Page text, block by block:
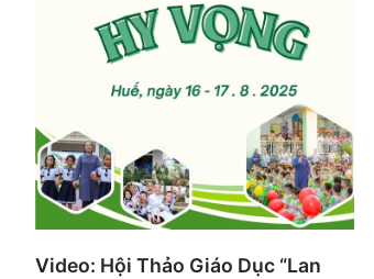
Video: Hội Thảo Giáo Dục “Lan